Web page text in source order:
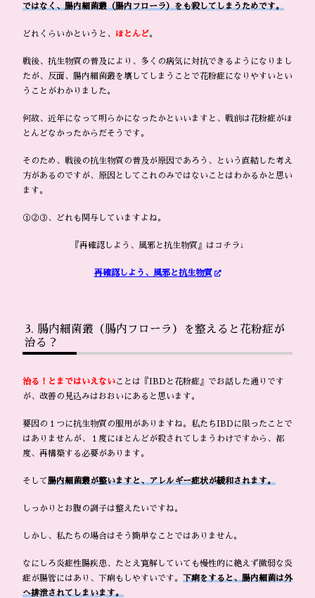
ではなく、腸内細菌叢（腸内フローラ）をも殺してしまうためです。
どれくらいかというと、 ほとんど。
戦後、抗生物質の普及により、多くの病気に対抗できるようになりまし
たが、反面、腸内細菌叢を壊してしまうことで花粉症になりやすいとい
うことがわかりました。
何故、近年になって明らかになったかといいますと、戦前は花粉症がほ
とんどなかったからだそうです。
そのため、戦後の抗生物質の普及が原因であろう、という直結した考え
方があるのですが、原因としてこれのみではないことはわかるかと思い
ます。
①②③、どれも関与していますよね。
『再確認しよう、風邪と抗生物質』はコチラ↓
再確認しよう、風邪と抗生物質
腸内細菌叢（腸内フローラ）を整えると花粉症が
治る？
治る！とまではいえないことは『IBDと花粉症』でお話した通りです
が、改善の見込みはおおいにあると思います。
要因の１つに抗生物質の服用がありますね。私たちIBDに限ったことで
はありませんが、１度にほとんどが殺されてしまうわけですから、都
度、再構築する必要があります。
そして腸内細菌叢が整いますと、アレルギー症状が緩和されます。
しっかりとお腹の調子は整えたいですね。
しかし、私たちの場合はそう簡単なことではありません。
なにしろ炎症性腸疾患、たとえ寛解していても慢性的に絶えず微弱な炎
症が腸管にはあり、下痢もしやすいです。 下痢をすると、腸内細菌は外
へ排泄されてしまいます。